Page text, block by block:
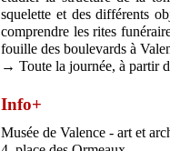
squelette et des différents
comprendre les rites
fouille des boulevards à
→ Toute la journée, à partir
Info+
Musée de Valence - art et